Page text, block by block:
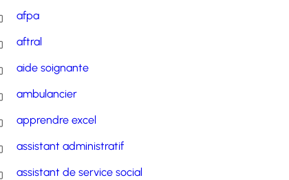
afpa
aftral
aide soignante
ambulancier
apprendre excel
assistant administratif
assistant de service social